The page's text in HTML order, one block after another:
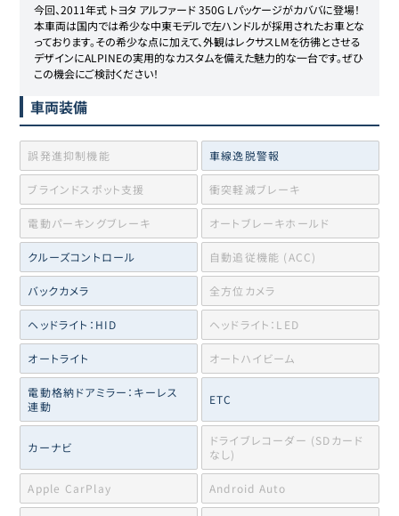
今回、2011年式 トヨタ アルファード 350G Lパッケージがカババに登場！
本車両は国内では希少な中東モデルで左ハンドルが採用されたお車とな
っております。その希少な点に加えて、外観はレクサスLMを彷彿とさせる
デザインにALPINEの実用的なカスタムを備えた魅力的な一台です。ぜひ
この機会にご検討ください！
車両装備
誤発進抑制機能 車線逸脱警報
ブラインドスポット支援 衝突軽減ブレーキ
電動パーキングブレーキ オートブレーキホールド
クルーズコントロール 自動追従機能 (ACC)
バックカメラ 全方位カメラ
ヘッドライト：HID ヘッドライト：LED
オートライト オートハイビーム
電動格納ドアミラー：キーレス
連動
ETC
カーナビ
ドライブレコーダー (SDカード
なし)
Apple CarPlay Android Auto